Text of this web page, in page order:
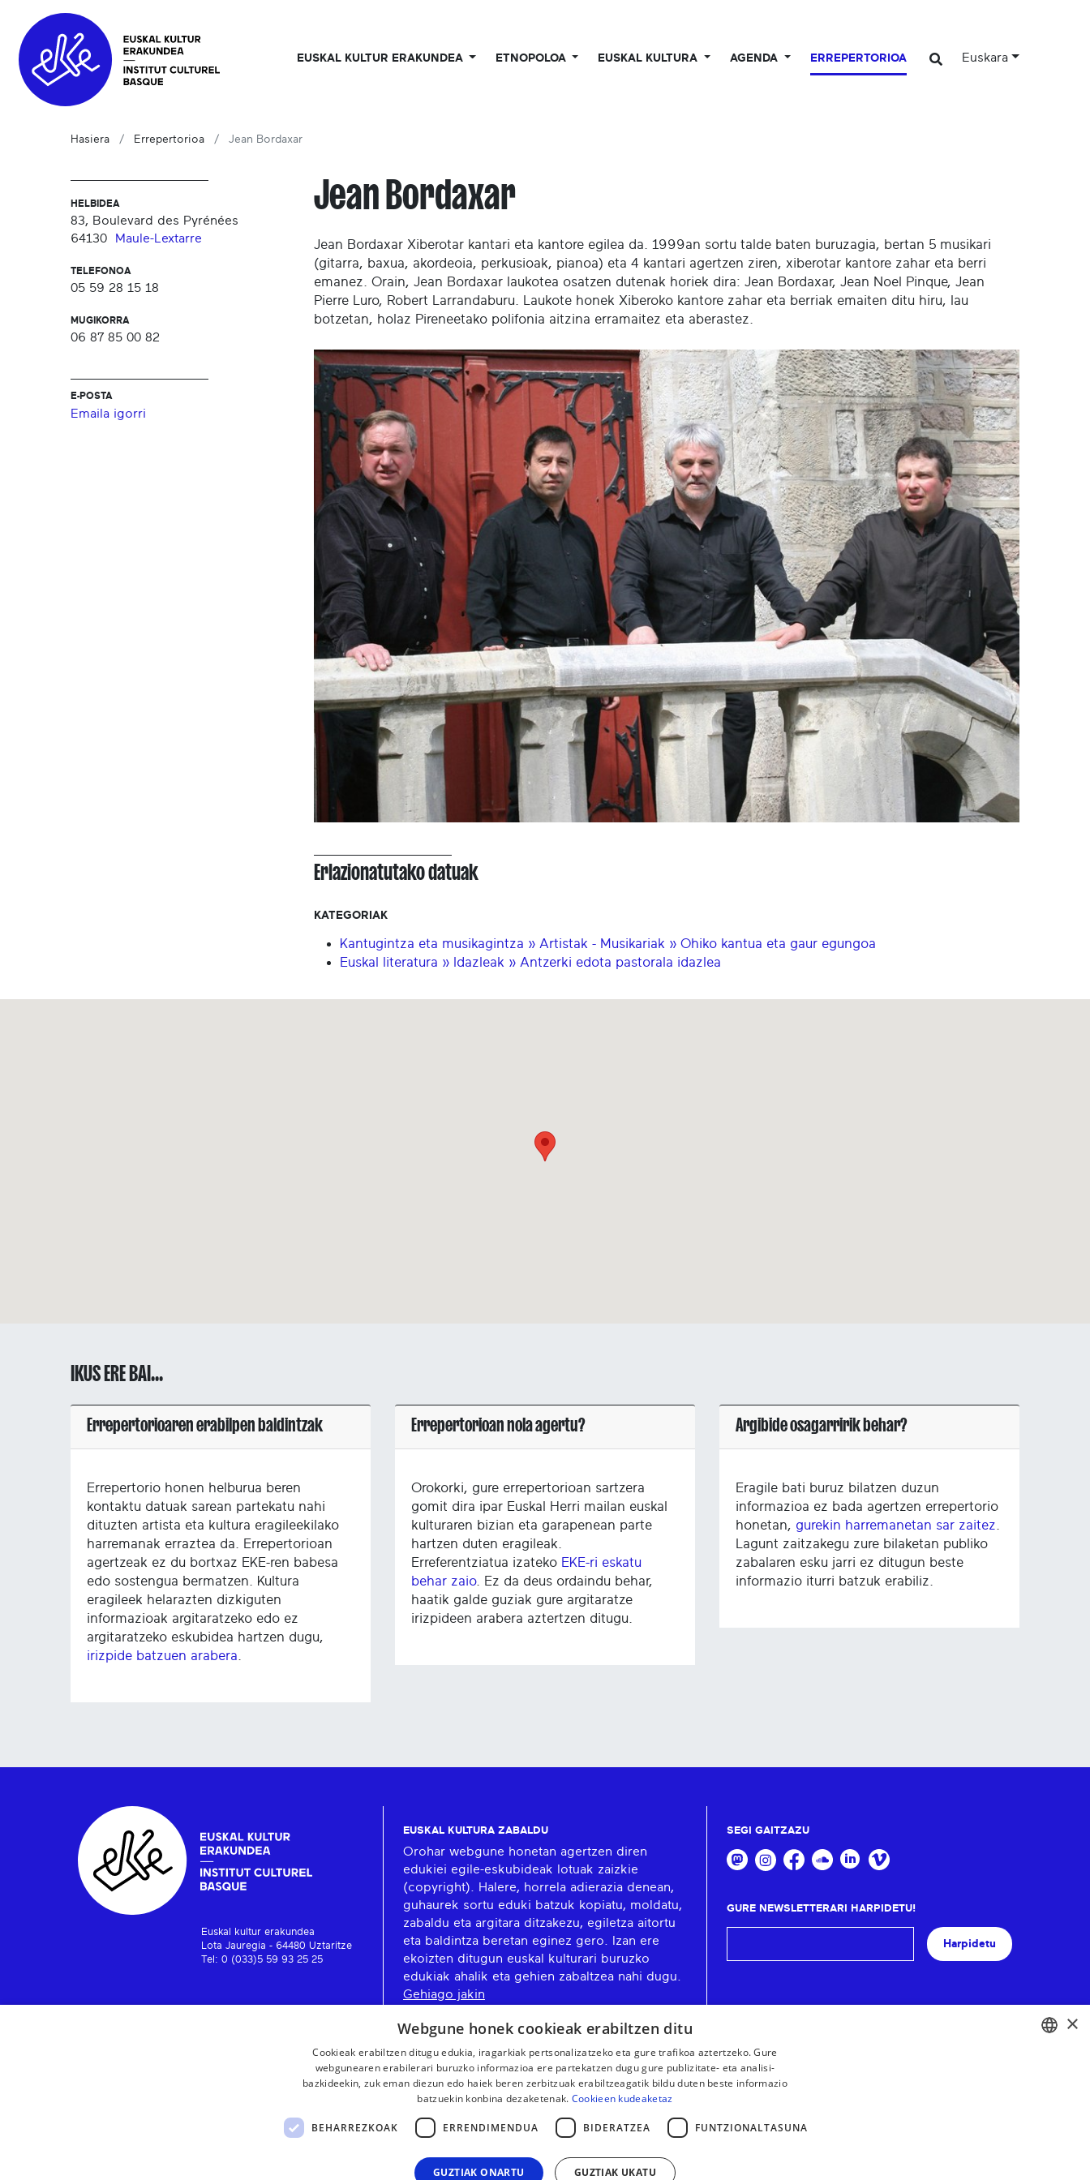
EUSKAL KULTUR ERAKUNDEA ETNOPOLOA EUSKAL KULTURA AGENDA ERREPERTORIOA Euskara
Hasiera Errepertorioa Jean Bordaxar
HELBIDEA
83, Boulevard des Pyrénées
64130
Maule-Lextarre
TELEFONOA
05 59 28 15 18
MUGIKORRA
06 87 85 00 82
E-POSTA
Emaila igorri
Jean Bordaxar
Jean Bordaxar Xiberotar kantari eta kantore egilea da. 1999an sortu talde baten buruzagia, bertan 5 musikari
(gitarra, baxua, akordeoia, perkusioak, pianoa) eta 4 kantari agertzen ziren, xiberotar kantore zahar eta berri
emanez. Orain, Jean Bordaxar laukotea osatzen dutenak horiek dira: Jean Bordaxar, Jean Noel Pinque, Jean
Pierre Luro, Robert Larrandaburu. Laukote honek Xiberoko kantore zahar eta berriak emaiten ditu hiru, lau
botzetan, holaz Pireneetako polifonia aitzina erramaitez eta aberastez.
Erlazionatutako datuak
KATEGORIAK
Kantugintza eta musikagintza » Artistak - Musikariak » Ohiko kantua eta gaur egungoa
Euskal literatura » Idazleak » Antzerki edota pastorala idazlea
IKUS ERE BAI...
Errepertorioaren erabilpen baldintzak
Errepertorio honen helburua beren
kontaktu datuak sarean partekatu nahi
dituzten artista eta kultura eragileekilako
harremanak erraztea da. Errepertorioan
agertzeak ez du bortxaz EKE-ren babesa
edo sostengua bermatzen. Kultura
eragileek helarazten dizkiguten
informazioak argitaratzeko edo ez
argitaratzeko eskubidea hartzen dugu,
irizpide batzuen arabera.
Errepertorioan nola agertu?
Orokorki, gure errepertorioan sartzera
gomit dira ipar Euskal Herri mailan euskal
kulturaren bizian eta garapenean parte
hartzen duten eragileak.
Erreferentziatua izateko EKE-ri eskatu
behar zaio. Ez da deus ordaindu behar,
haatik galde guziak gure argitaratze
irizpideen arabera aztertzen ditugu.
Argibide osagarririk behar?
Eragile bati buruz bilatzen duzun
informazioa ez bada agertzen errepertorio
honetan, gurekin harremanetan sar zaitez.
Lagunt zaitzakegu zure bilaketan publiko
zabalaren esku jarri ez ditugun beste
informazio iturri batzuk erabiliz.
Euskal kultur erakundea
Lota Jauregia - 64480 Uztaritze
Tel: 0 (033)5 59 93 25 25
EUSKAL KULTURA ZABALDU
Orohar webgune honetan agertzen diren
edukiei egile-eskubideak lotuak zaizkie
(copyright). Halere, horrela adierazia denean,
guhaurek sortu eduki batzuk kopiatu, moldatu,
zabaldu eta argitara ditzakezu, egiletza aitortu
eta baldintza beretan eginez gero. Izan ere
ekoizten ditugun euskal kulturari buruzko
edukiak ahalik eta gehien zabaltzea nahi dugu.
Gehiago jakin
SEGI GAITZAZU
GURE NEWSLETTERARI HARPIDETU!
Harpidetu
×
Webgune honek cookieak erabiltzen ditu
Cookieak erabiltzen ditugu edukia, iragarkiak pertsonalizatzeko eta gure trafikoa aztertzeko. Gure
webgunearen erabilerari buruzko informazioa ere partekatzen dugu gure publizitate- eta analisi-
bazkideekin, zuk eman diezun edo haiek beren zerbitzuak erabiltzeagatik bildu duten beste informazio
batzuekin konbina dezaketenak. Cookieen kudeaketaz
BEHARREZKOAK ERRENDIMENDUA BIDERATZEA FUNTZIONALTASUNA
GUZTIAK ONARTU GUZTIAK UKATU